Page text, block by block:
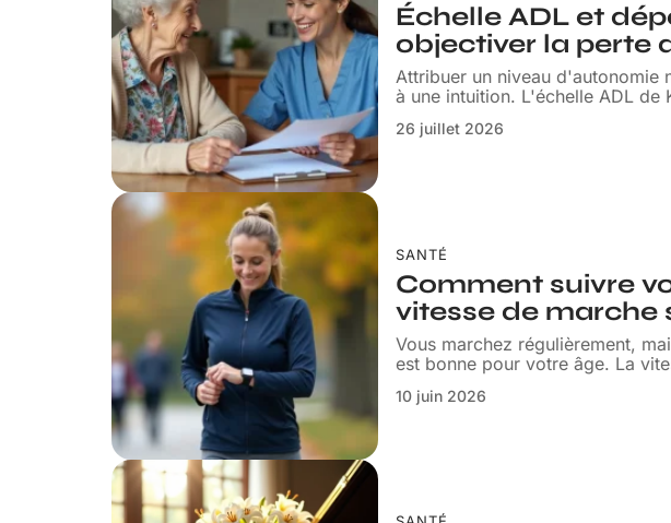
Échelle ADL et
objectiver la perte
Attribuer un niveau d'autonomie
à une intuition. L'échelle ADL de
26 juillet 2026
SANTÉ
Comment suivre
vitesse de marche
Vous marchez régulièrement,
est bonne pour votre âge. La
10 juin 2026